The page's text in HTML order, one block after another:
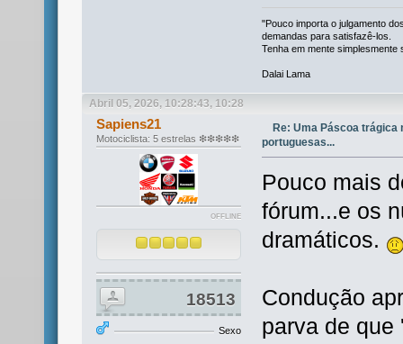
"Pouco importa o julgamento
demandas para satisfazê-los.
Tenha em mente simplesmente
Dalai Lama
Abril 05, 2026, 10:28:43, 10:28
Sapiens21
Motociclista: 5 estrelas ❇❇❇❇❇
OFFLINE
18513
Sexo
Re: Uma Páscoa trágica
portuguesas...
Pouco mais
fórum...e os
dramáticos.
Condução
parva de que